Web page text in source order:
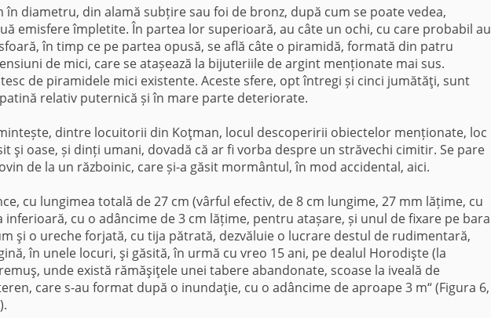
în diametru, din alamă subțire sau foi de bronz, după cum se poate vedea,
emisfere împletite. În partea lor superioară, au câte un ochi, cu care probabil au
în timp ce pe partea opusă, se află câte o piramidă, formată din patru
de mici, care se atașează la bijuteriile de argint menționate mai sus.
de piramidele mici existente. Aceste sfere, opt întregi și cinci jumătăţi, sunt
relativ puternică și în mare parte deteriorate.
dintre locuitorii din Koţman, locul descoperirii obiectelor menționate, loc
şi oase, și dinți umani, dovadă că ar fi vorba despre un străvechi cimitir. Se pare
de la un războinic, care și-a găsit mormântul, în mod accidental, aici.
cu lungimea totală de 27 cm (vârful efectiv, de 8 cm lungime, 27 mm lățime, cu
inferioară, cu o adâncime de 3 cm lățime, pentru atașare, și unul de fixare pe bara
şi o ureche forjată, cu tija pătrată, dezvăluie o lucrare destul de rudimentară,
în unele locuri, şi găsită, în urmă cu vreo 15 ani, pe dealul Horodişte (la
unde există rămăşiţele unei tabere abandonate, scoase la iveală de
care s-au format după o inundaţie, cu o adâncime de aproape 3 m“ (Figura 6,